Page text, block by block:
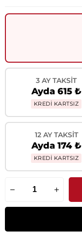
3 AY TAKSIT
Ayda 615 ₺
KREDİ KARTSIZ
12 AY TAKSIT
Ayda 174 ₺
KREDİ KARTSIZ